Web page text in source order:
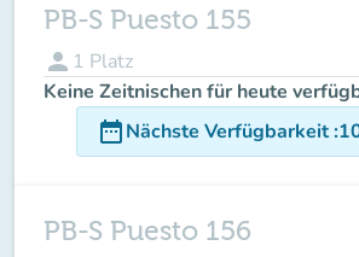
PB-S Puesto 155
person 1 Platz
Keine Zeitnischen für heute
date_rangeNächste Verfügbarkeit:
PB-S Puesto 156